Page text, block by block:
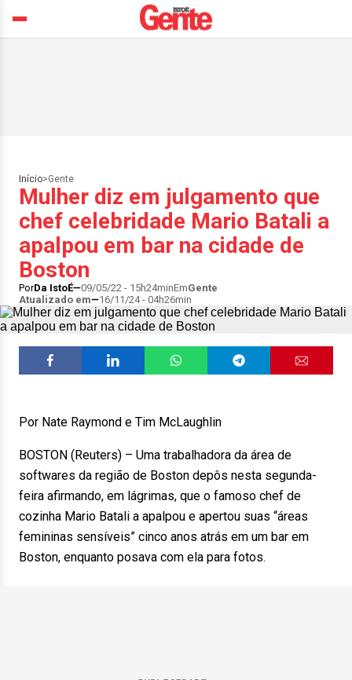
Início>Gente
Mulher diz em julgamento que
chef celebridade Mario Batali a
apalpou em bar na cidade de
Boston
PorDa IstoÉ 09/05/22 - 15h24minEmGente
Atualizado em
16/11/24 - 04h26min
Por Nate Raymond e Tim McLaughlin
BOSTON (Reuters) – Uma trabalhadora da área de
softwares da região de Boston depôs nesta segunda-
feira afirmando, em lágrimas, que o famoso chef de
cozinha Mario Batali a apalpou e apertou suas “áreas
femininas sensíveis” cinco anos atrás em um bar em
Boston, enquanto posava com ela para fotos.